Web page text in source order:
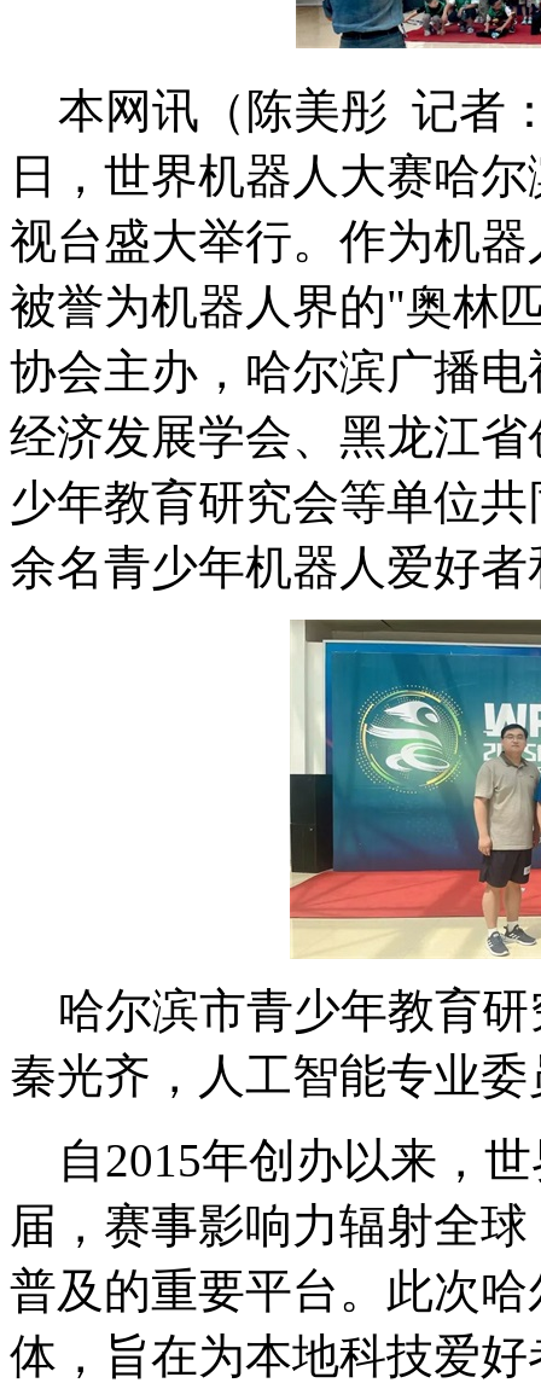
本网讯（陈美彤 记者
日，世界机器人大赛哈
视台盛大举行。作为机
被誉为机器人界的"奥林
协会主办，哈尔滨广播
经济发展学会、黑龙江
少年教育研究会等单位
余名青少年机器人爱好
哈尔滨市青少年教育研
秦光齐，人工智能专业
自2015年创办以来，
届，赛事影响力辐射全
普及的重要平台。此次
体，旨在为本地科技爱